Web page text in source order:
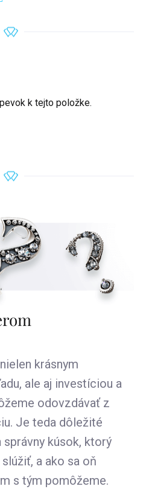
k tejto položke.
krásnym
ale aj investíciou a
odovzdávať z
Je teda dôležité
kúsok, ktorý
a ako sa oň
s tým pomôžeme.